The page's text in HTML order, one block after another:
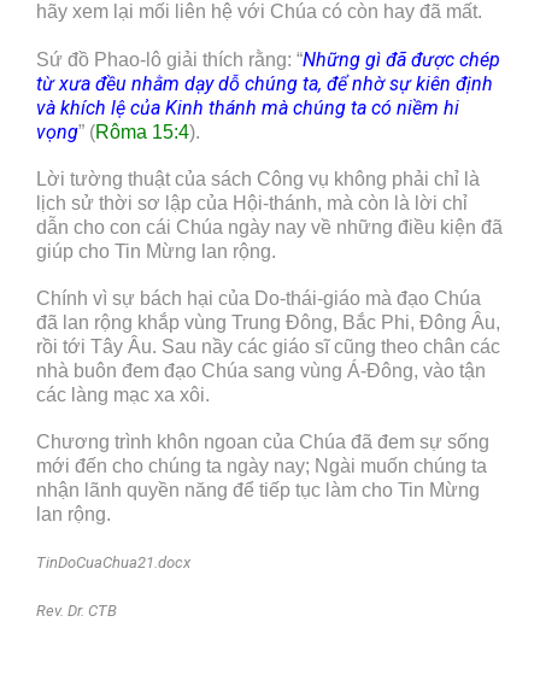
hãy xem lại mối liên hệ với Chúa có còn hay đã mất.
Sứ đồ Phao-lô giải thích rằng: “Những gì đã được chép
từ xưa đều nhằm dạy dỗ chúng ta, để nhờ sự kiên định
và khích lệ của Kinh thánh mà chúng ta có niềm hi
vọng” (Rôma 15:4).
Lời tường thuật của sách Công vụ không phải chỉ là
lịch sử thời sơ lập của Hội-thánh, mà còn là lời chỉ
dẫn cho con cái Chúa ngày nay về những điều kiện đã
giúp cho Tin Mừng lan rộng.
Chính vì sự bách hại của Do-thái-giáo mà đạo Chúa
đã lan rộng khắp vùng Trung Đông, Bắc Phi, Đông Âu,
rồi tới Tây Âu. Sau nầy các giáo sĩ cũng theo chân các
nhà buôn đem đạo Chúa sang vùng Á-Đông, vào tận
các làng mạc xa xôi.
Chương trình khôn ngoan của Chúa đã đem sự sống
mới đến cho chúng ta ngày nay; Ngài muốn chúng ta
nhận lãnh quyền năng để tiếp tục làm cho Tin Mừng
lan rộng.
TinDoCuaChua21.docx
Rev. Dr. CTB